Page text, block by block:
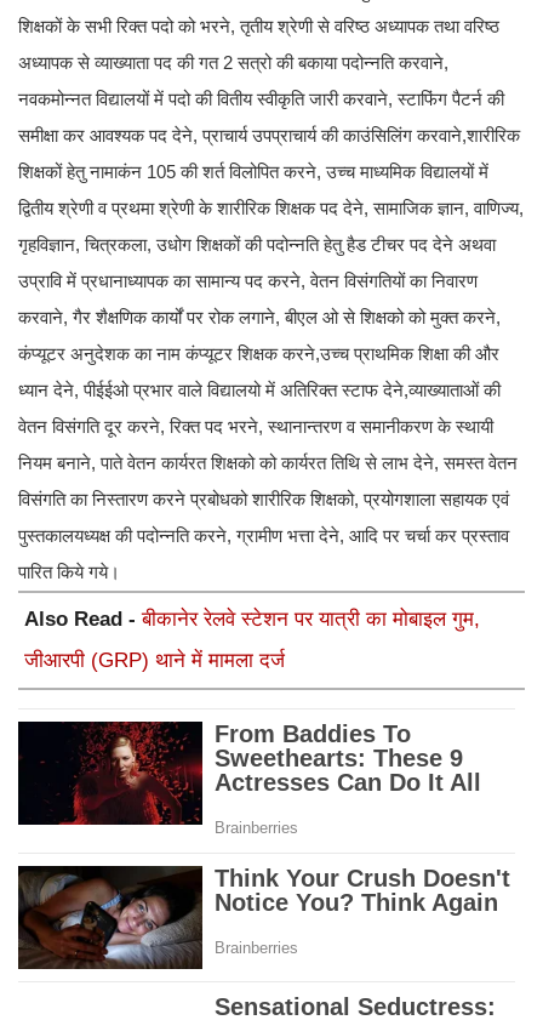
शिक्षकों के सभी रिक्त पदो को भरने, तृतीय श्रेणी से वरिष्ठ अध्यापक तथा वरिष्ठ
अध्यापक से व्याख्याता पद की गत 2 सत्रो की बकाया पदोन्नति करवाने,
नवकमोन्नत विद्यालयों में पदो की वितीय स्वीकृति जारी करवाने, स्टाफिंग पैटर्न की
समीक्षा कर आवश्यक पद देने, प्राचार्य उपप्राचार्य की काउंसिलिंग करवाने,शारीरिक
शिक्षकों हेतु नामाकंन 105 की शर्त विलोपित करने, उच्च माध्यमिक विद्यालयों में
द्वितीय श्रेणी व प्रथमा श्रेणी के शारीरिक शिक्षक पद देने, सामाजिक ज्ञान, वाणिज्य,
गृहविज्ञान, चित्रकला, उधोग शिक्षकों की पदोन्नति हेतु हैड टीचर पद देने अथवा
उप्रावि में प्रधानाध्यापक का सामान्य पद करने, वेतन विसंगतियों का निवारण
करवाने, गैर शैक्षणिक कार्यों पर रोक लगाने, बीएल ओ से शिक्षको को मुक्त करने,
कंप्यूटर अनुदेशक का नाम कंप्यूटर शिक्षक करने,उच्च प्राथमिक शिक्षा की और
ध्यान देने, पीईईओ प्रभार वाले विद्यालयो में अतिरिक्त स्टाफ देने,व्याख्याताओं की
वेतन विसंगति दूर करने, रिक्त पद भरने, स्थानान्तरण व समानीकरण के स्थायी
नियम बनाने, पाते वेतन कार्यरत शिक्षको को कार्यरत तिथि से लाभ देने, समस्त वेतन
विसंगति का निस्तारण करने प्रबोधको शारीरिक शिक्षको, प्रयोगशाला सहायक एवं
पुस्तकालयध्यक्ष की पदोन्नति करने, ग्रामीण भत्ता देने, आदि पर चर्चा कर प्रस्ताव
पारित किये गये।
Also Read -बीकानेर रेलवे स्टेशन पर यात्री का मोबाइल गुम,
जीआरपी (GRP) थाने में मामला दर्ज